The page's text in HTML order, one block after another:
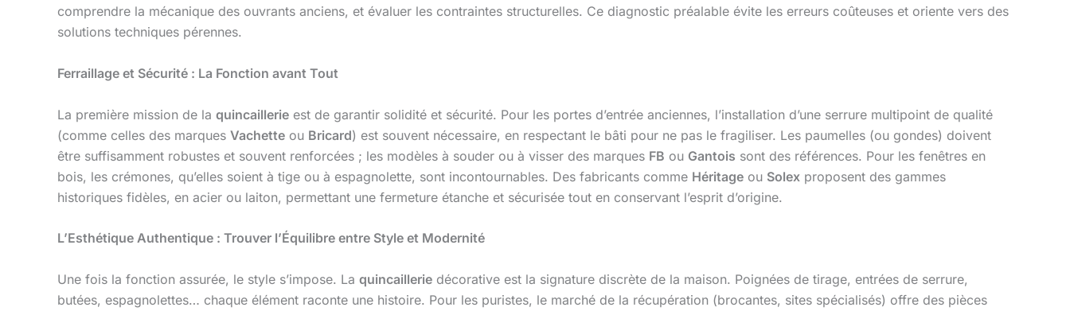
comprendre la mécanique des ouvrants anciens, et évaluer les contraintes structurelles. Ce diagnostic préalable évite les erreurs coûteuses et oriente vers des
solutions techniques pérennes.
Ferraillage et Sécurité : La Fonction avant Tout
La première mission de la quincaillerie est de garantir solidité et sécurité. Pour les portes d’entrée anciennes, l’installation d’une serrure multipoint de qualité
(comme celles des marques Vachette ou Bricard) est souvent nécessaire, en respectant le bâti pour ne pas le fragiliser. Les paumelles (ou gondes) doivent
être suffisamment robustes et souvent renforcées ; les modèles à souder ou à visser des marques FB ou Gantois sont des références. Pour les fenêtres en
bois, les crémones, qu’elles soient à tige ou à espagnolette, sont incontournables. Des fabricants comme Héritage ou Solex proposent des gammes
historiques fidèles, en acier ou laiton, permettant une fermeture étanche et sécurisée tout en conservant l’esprit d’origine.
L’Esthétique Authentique : Trouver l’Équilibre entre Style et Modernité
Une fois la fonction assurée, le style s’impose. La quincaillerie décorative est la signature discrète de la maison. Poignées de tirage, entrées de serrure,
butées, espagnolettes… chaque élément raconte une histoire. Pour les puristes, le marché de la récupération (brocantes, sites spécialisés) offre des pièces